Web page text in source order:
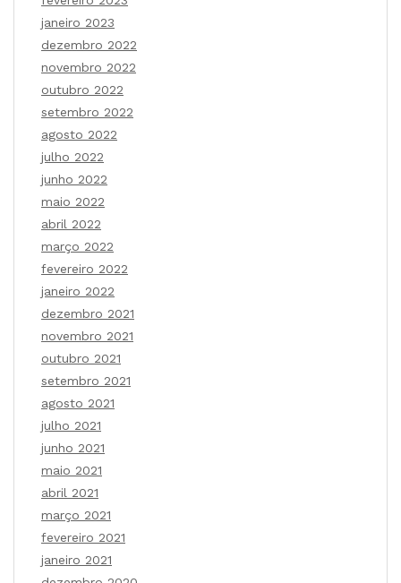
janeiro 2023
dezembro 2022
novembro 2022
outubro 2022
setembro 2022
agosto 2022
julho 2022
junho 2022
maio 2022
abril 2022
março 2022
fevereiro 2022
janeiro 2022
dezembro 2021
novembro 2021
outubro 2021
setembro 2021
agosto 2021
julho 2021
junho 2021
maio 2021
abril 2021
março 2021
fevereiro 2021
janeiro 2021